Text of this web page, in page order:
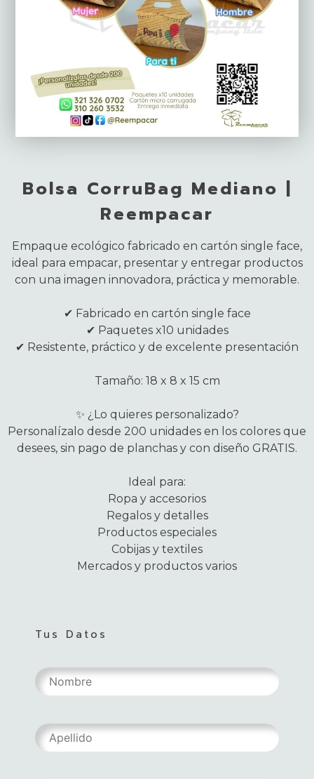
Bolsa CorruBag Mediano |
Reempacar
Empaque ecológico fabricado en cartón single face,
ideal para empacar, presentar y entregar productos
con una imagen innovadora, práctica y memorable.
✔ Fabricado en cartón single face
✔ Paquetes x10 unidades
✔ Resistente, práctico y de excelente presentación
Tamaño: 18 x 8 x 15 cm
✨ ¿Lo quieres personalizado?
Personalízalo desde 200 unidades en los colores que
desees, sin pago de planchas y con diseño GRATIS.
Ideal para:
Ropa y accesorios
Regalos y detalles
Productos especiales
Cobijas y textiles
Mercados y productos varios
Tus Datos